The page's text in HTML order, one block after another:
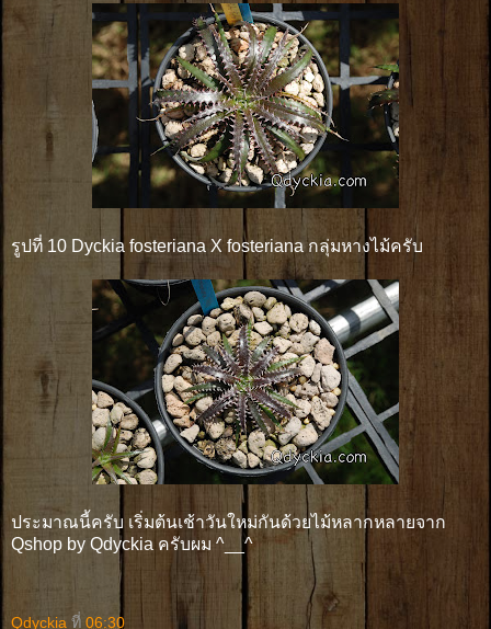
รูปที่ 10 Dyckia fosteriana X fosteriana กลุ่มหางไม้ครับ
ประมาณนี้ครับ เริ่มต้นเช้าวันใหม่กันด้วยไม้หลากหลายจาก
Qshop by Qdyckia ครับผม ^__^
Qdyckia ที่ 06:30